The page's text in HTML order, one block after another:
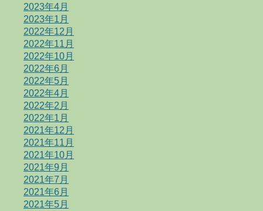
2023年4月
2023年1月
2022年12月
2022年11月
2022年10月
2022年6月
2022年5月
2022年4月
2022年2月
2022年1月
2021年12月
2021年11月
2021年10月
2021年9月
2021年7月
2021年6月
2021年5月